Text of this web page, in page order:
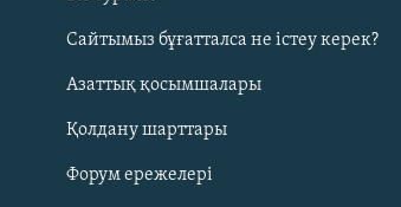
Русский
ЖАЗЫЛЫҢЫЗ
Сайтымыз бұғатталса не істеу керек?
Азаттық қосымшалары
Қолдану шарттары
Форум ережелері